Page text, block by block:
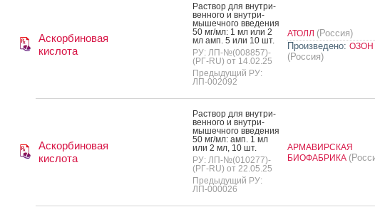
Аскорбиновая
кислота
Рас­твор для внут­ри­
вен­но­го и внут­ри­
мышеч­но­го вве­дения
50 мг/мл: 1 мл или 2
мл амп. 5 или 10 шт.
РУ: ЛП-№(008857)-
(РГ-RU) от 14.02.25
Предыдущий РУ:
ЛП-002092
АТОЛЛ (Россия)
Произведено: ОЗОН
(Россия)
Аскорбиновая
кислота
Рас­твор для внут­ри­
вен­но­го и внут­ри­
мышеч­но­го вве­дения
50 мг/мл: амп. 1 мл
или 2 мл, 10 шт.
РУ: ЛП-№(010277)-
(РГ-RU) от 22.05.25
Предыдущий РУ:
ЛП-000026
АРМАВИРСКАЯ
БИОФАБРИКА